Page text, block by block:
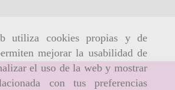
utiliza cookies propias y de
mejorar la usabilidad de
el uso de la web y mostrar
con tus preferencias